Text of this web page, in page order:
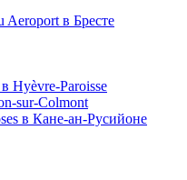
Aeroport в Бресте
Hyèvre-Paroisse
sur-Colmont
в Кане-ан-Русийоне